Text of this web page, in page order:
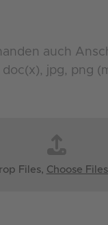
auch
jpg, png
Files, Choose